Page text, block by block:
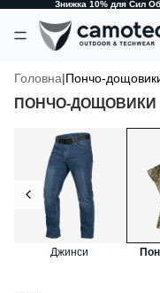
Знижка 10% для Сил
Головна|Пончо-
ПОНЧО-ДОЩОВИКИ
Джинси